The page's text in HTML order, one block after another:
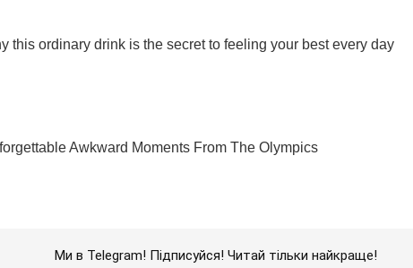
Ми в Telegram! Підписуйся! Читай тільки найкраще!